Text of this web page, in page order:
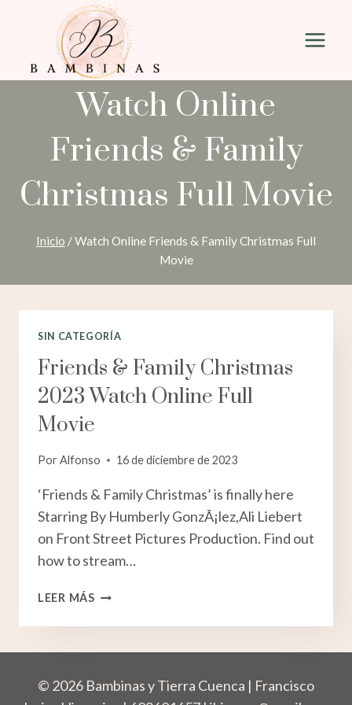
contenido
Watch Online
Friends & Family
Christmas Full Movie
Inicio /Watch Online Friends & Family Christmas Full
Movie
SIN CATEGORÍA
Friends & Family Christmas
2023 Watch Online Full
Movie
Por Alfonso 16 de diciembre de 2023
‘Friends & Family Christmas’ is finally here
Starring By Humberly GonzÃ¡lez,Ali Liebert
on Front Street Pictures Production. Find out
how to stream…
LEER MÁSFRIENDS
FAMILY
WATCH
© 2026 Bambinas y Tierra Cuenca | Francisco